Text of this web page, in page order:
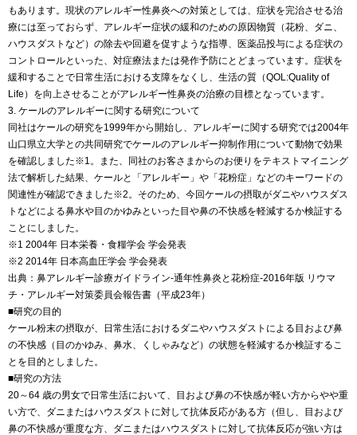
もあります。現状のアレルギー性鼻炎への対策としては、症状を完治させる治
療には至っておらず、アレルギー症状の緩和のための原因物質（花粉、ダニ、
ハウスダストなど）の除去や回避を促すような指導、医薬品投与による症状の
コントロールといった、対症療法または発作予防にとどまっています。症状を
緩和することで日常生活における支障をなくし、生活の質（QOL:Quality of
Life）を向上させることがアレルギー性鼻炎の治療の目標となっています。
3. ケールのアレルギーに関する研究について
同社はケールの研究を1999年から開始し、アレルギーに関する研究では2004年
山口県立大学との共同研究でケールのアレルギー抑制作用について動物で効果
を確認しました※1。また、同社のお客さまからのお便りをテキストマイニング
法で解析した結果、ケールと「アレルギー」や「花粉症」などのキーワードの
関連性が確認できました※2。そのため、今回ケールの摂取がダニやハウスダス
トなどによる鼻水や目のかゆみといった目や鼻の不快感を軽減するか検証する
ことにしました。
※1 2004年 日本栄養・食糧学会 学会発表
※2 2014年 日本高血圧学会 学会発表
出典：鼻アレルギー診療ガイドライン-通年性鼻炎と花粉症-2016年版 リウマ
チ・アレルギー対策委員会報告書（平成23年）
■研究の目的
ケール粉末の摂取が、日常生活におけるダニやハウスダストによる目および鼻
の不快感（目のかゆみ、鼻水、くしゃみなど）の状態を軽減するか検証するこ
とを目的としました。
■研究の方法
20～64 歳の男女で日常生活において、目および鼻の不快感が軽い方からやや重
い方で、ダニまたはハウスダストに対して抗体反応がある方（但し、目および
鼻の不快感が重度な方、ダニまたはハウスダストに対して抗体反応が強い方は